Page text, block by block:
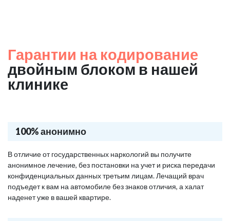
Гарантии на кодирование
двойным блоком в нашей
клинике
100% анонимно
В отличие от государственных наркологий вы получите
анонимное лечение, без постановки на учет и риска передачи
конфиденциальных данных третьим лицам. Лечащий врач
подъедет к вам на автомобиле без знаков отличия, а халат
наденет уже в вашей квартире.